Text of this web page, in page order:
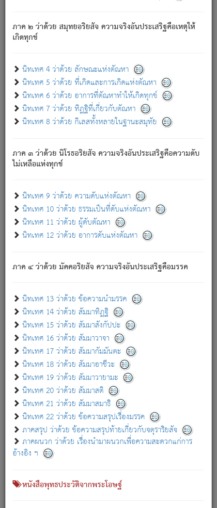
ภาค ๒ ว่าด้วย สมุทยอริยสัจ ความจริงอันประเสริฐคือเหตุให้
เกิดทุกข์
นิทเทศ 4 ว่าด้วย ลักษณะแห่งตัณหา
นิทเทศ 5 ว่าด้วย ที่เกิดและการเกิดแห่งตัณหา
นิทเทศ 6 ว่าด้วย อาการที่ตัณหาทำให้เกิดทุกข์
นิทเทศ 7 ว่าด้วย ทิฏฐิที่เกี่ยวกับตัณหา
นิทเทศ 8 ว่าด้วย กิเลสทั้งหลายในฐานะสมุทัย
ภาค ๓ ว่าด้วย นิโรธอริยสัจ ความจริงอันประเสริฐคือความดับ
ไม่เหลือแห่งทุกข์
นิทเทศ 9 ว่าด้วย ความดับแห่งตัณหา
นิทเทศ 10 ว่าด้วย ธรรมเป็นที่ดับแห่งตัณหา
นิทเทศ 11 ว่าด้วย ผู้ดับตัณหา
นิทเทศ 12 ว่าด้วย อาการดับแห่งตัณหา
ภาค ๔ ว่าด้วย มัคคอริยสัจ ความจริงอันประเสริฐคือมรรค
นิทเทศ 13 ว่าด้วย ข้อความนำมรรค
นิทเทศ 14 ว่าด้วย สัมมาทิฏฐิ
นิทเทศ 15 ว่าด้วย สัมมาสังกัปปะ
นิทเทศ 16 ว่าด้วย สัมมาวาจา
นิทเทศ 17 ว่าด้วย สัมมากัมมันตะ
นิทเทศ 18 ว่าด้วย สัมมาอาชีวะ
นิทเทศ 19 ว่าด้วย สัมมาวายามะ
นิทเทศ 20 ว่าด้วย สัมมาสติ
นิทเทศ 21 ว่าด้วย สัมมาสมาธิ
นิทเทศ 22 ว่าด้วย ข้อความสรุปเรื่องมรรค
ภาคสรุป ว่าด้วย ข้อความสรุปท้ายเกี่ยวกับจตุราริยสัจ
ภาคผนวก ว่าด้วย เรื่องนำมาผนวกเพื่อความสะดวกแก่การ
อ้างอิง ฯ
หนังสือพุทธประวัติจากพระโอษฐ์
อันเป็นไปในที่หรือเวลาทั้งปวง[3]เพื่อความมีแห่งประโยชน์โดย
ประการทั้งปวง; ภพทั้งหลายทั้งหมดนั้น ไม่เที่ยง เป็นทุกข์ มี
ความแปรปรวนเป็นธรรมดา.
อย่างนี้อยู่; เขาย่อมละภวตัณหาได้ และไม่เพลิดเพลินวิภวตัณหา
ด้วย.
ความดับเพราะความสำรอกไม่เหลือ (แห่งภพทั้งหลาย)
เพราะความสิ้นไปแห่งตัณหาโดยประการทั้งปวง นั้นคือ
นิพพาน.
ภพใหม่ย่อมไม่มีแก่ภิกษุนั้น ผู้ดับเย็นสนิทแล้ว เพราะไม่มี
ภิกษุนั้น เป็นผู้ครอบงำมารได้แล้ว ชนะสงครามแล้ว ก้าวล่วง
ภพทั้งหลายทั้งปวงได้แล้ว เป็นผู้คงที่ (คือไม่เปลี่ยนแปลงอีกต่อ
- อุ.ขุ. ๒๕/๑๒๑/๘๔.
(ข้อความนี้ เป็นพระพุทธอุทานที่ทรงเปล่งออก ที่โคนต้นโพธิ์
เป็นที่ตรัสรู้ เมื่อตรัสรู้แล้วได้ 7 วัน)
เกี่ยวกับธรรมโฆษณ์ออนไลน์ (Disclaimer)
แม้ระบบ "ธรรมโฆษณ์ออนไลน์" พยายามปรับปรุงข้อมูลให้ถูกต้องมากที่สุด
ผู้ศึกษาก็พึงตรวจสอบกับตัวเล่มหนังสือต้นฉบับ ที่มีการพิมพ์ครั้งล่าสุด
ก่อนนำข้อมูลไปใช้ในการอ้างอิง"
เกี่ยวกับอัตถจารี|เกี่ยวกับการพัฒนา|แจ้งข้อผิดพลาด / แนะนำ
หนังสือที่เกี่ยวข้อง